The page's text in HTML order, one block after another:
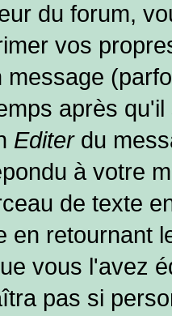
du forum,
vos
message
après
Editerdu
à votre
de texte
en retournant
vous l'avez
pas si